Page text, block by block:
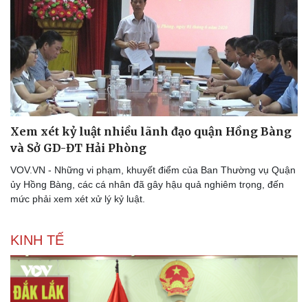
Pháp luật
Vụ án
Tin nóng
Tư vấn luật
Quân sự - Quốc phòng
Vũ khí
Việt Nam
Phân tích
Xem xét kỷ luật nhiều lãnh đạo quận Hồng Bàng
và Sở GD-ĐT Hải Phòng
VOV.VN - Những vi phạm, khuyết điểm của Ban Thường vụ Quận
ủy Hồng Bàng, các cá nhân đã gây hậu quả nghiêm trọng, đến
mức phải xem xét xử lý kỷ luật.
KINH TẾ